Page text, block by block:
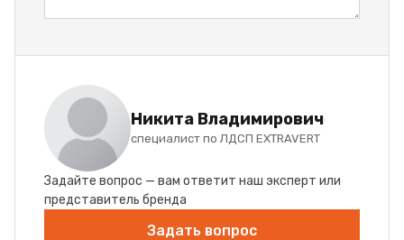
Никита Владимирович
специалист по ЛДСП EXTRAVERT
Задайте вопрос — вам ответит наш эксперт или
представитель бренда
Задать вопрос